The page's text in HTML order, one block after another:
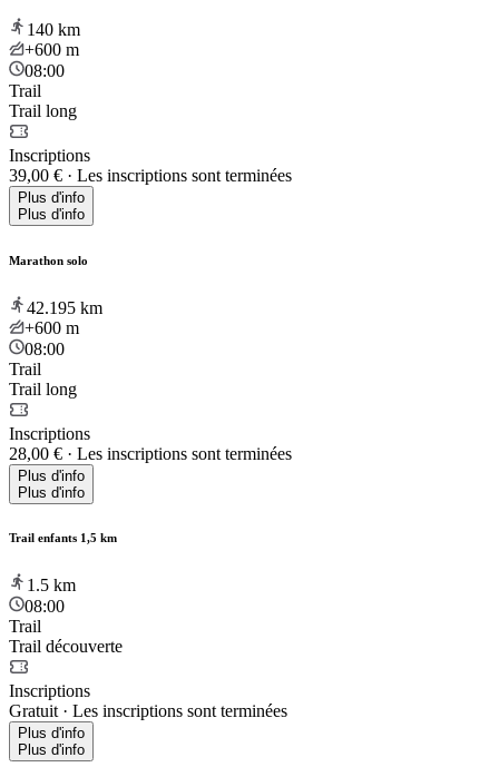
140 km
+600 m
08:00
Trail
Trail long
Inscriptions
39,00 € · Les inscriptions sont terminées
Plus d'info
Plus d'info
Marathon solo
42.195 km
+600 m
08:00
Trail
Trail long
Inscriptions
28,00 € · Les inscriptions sont terminées
Plus d'info
Plus d'info
Trail enfants 1,5 km
1.5 km
08:00
Trail
Trail découverte
Inscriptions
Gratuit· Les inscriptions sont terminées
Plus d'info
Plus d'info